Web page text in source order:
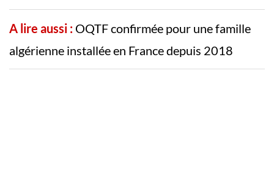
A lire aussi : OQTF confirmée pour une famille
algérienne installée en France depuis 2018